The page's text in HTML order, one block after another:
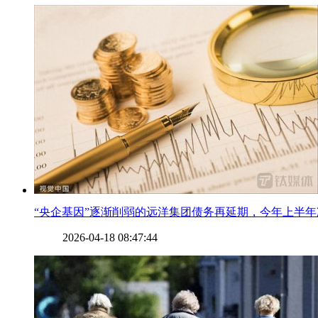
​“央企基因”逐渐削弱的远洋集团债务再延期，今年上半年
2026-04-18 08:47:44